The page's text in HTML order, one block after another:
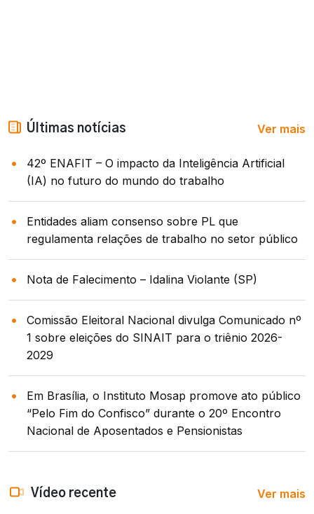
Últimas notícias Ver mais
42º ENAFIT – O impacto da Inteligência Artificial
(IA) no futuro do mundo do trabalho
Entidades aliam consenso sobre PL que
regulamenta relações de trabalho no setor público
Nota de Falecimento – Idalina Violante (SP)
Comissão Eleitoral Nacional divulga Comunicado nº
1 sobre eleições do SINAIT para o triênio 2026-
2029
Em Brasília, o Instituto Mosap promove ato público
“Pelo Fim do Confisco” durante o 20º Encontro
Nacional de Aposentados e Pensionistas
Vídeo recente Ver mais